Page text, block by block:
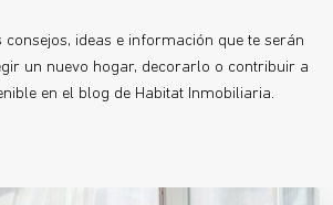
consejos, ideas e información que te serán
un nuevo hogar, decorarlo o contribuir a
en el blog de Habitat Inmobiliaria.